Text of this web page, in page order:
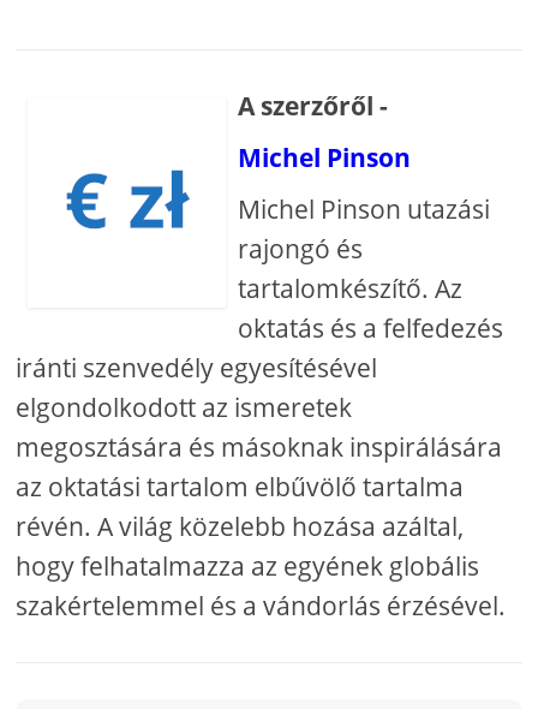
A szerzőről -
Michel Pinson
Michel Pinson utazási
rajongó és
tartalomkészítő. Az
oktatás és a felfedezés
iránti szenvedély egyesítésével
elgondolkodott az ismeretek
megosztására és másoknak inspirálására
az oktatási tartalom elbűvölő tartalma
révén. A világ közelebb hozása azáltal,
hogy felhatalmazza az egyének globális
szakértelemmel és a vándorlás érzésével.